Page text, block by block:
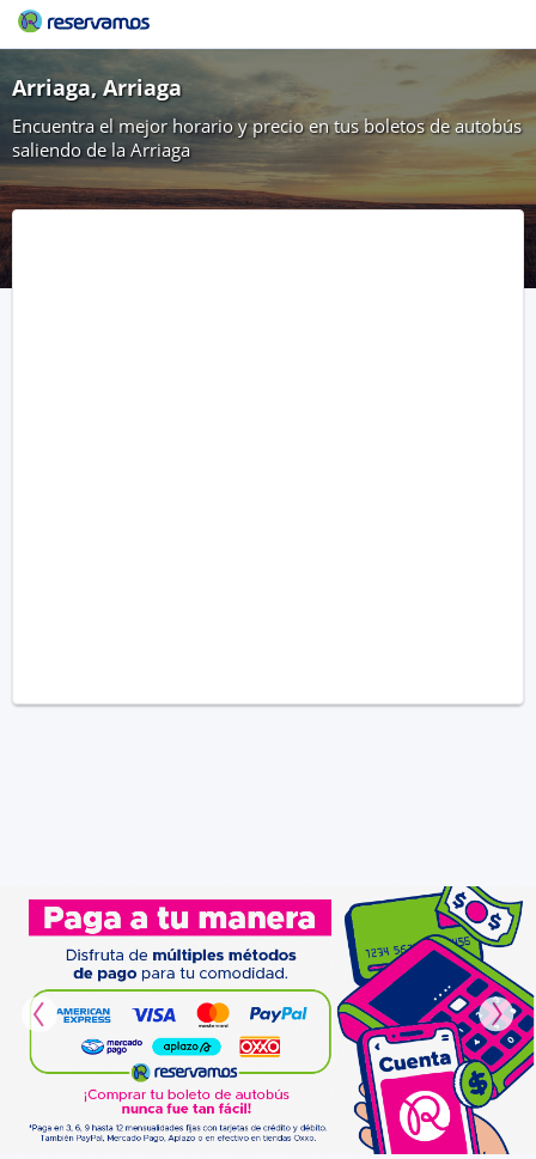
Arriaga, Arriaga
Encuentra el mejor horario y precio en tus boletos de autobús
saliendo de la Arriaga